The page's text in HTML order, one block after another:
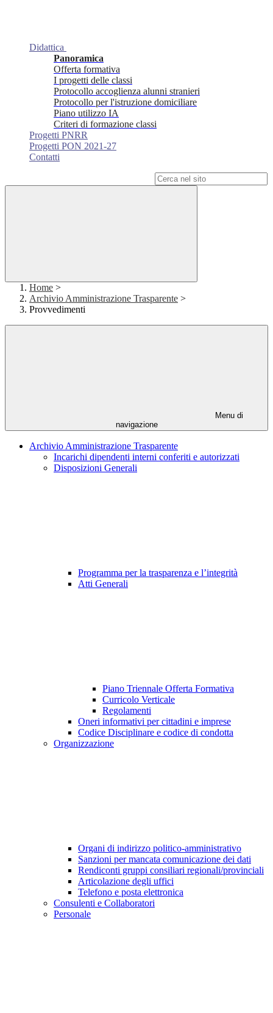
Didattica
Panoramica
Offerta formativa
I progetti delle classi
Protocollo accoglienza alunni stranieri
Protocollo per l'istruzione domiciliare
Piano utilizzo IA
Criteri di formazione classi
Progetti PNRR
Progetti PON 2021-27
Contatti
Home >
Archivio Amministrazione Trasparente >
Provvedimenti
Menu di
navigazione
Archivio Amministrazione Trasparente
Incarichi dipendenti interni conferiti e autorizzati
Disposizioni Generali
Programma per la trasparenza e l’integrità
Atti Generali
Piano Triennale Offerta Formativa
Curricolo Verticale
Regolamenti
Oneri informativi per cittadini e imprese
Codice Disciplinare e codice di condotta
Organizzazione
Organi di indirizzo politico-amministrativo
Sanzioni per mancata comunicazione dei dati
Rendiconti gruppi consiliari regionali/provinciali
Articolazione degli uffici
Telefono e posta elettronica
Consulenti e Collaboratori
Personale